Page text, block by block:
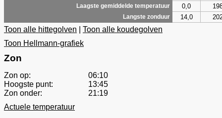
Laagste gemiddelde temperatuur 0,0
Langste zonduur 14,0
Toon alle hittegolven
Toon alle koudegolven
Toon Hellmann-grafiek
Zon
Zon op:
06:10
Hoogste punt:
13:45
Zon onder:
21:19
Actuele temperatuur